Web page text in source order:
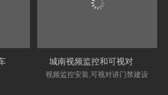
视频监控安装,可视对讲门禁建设